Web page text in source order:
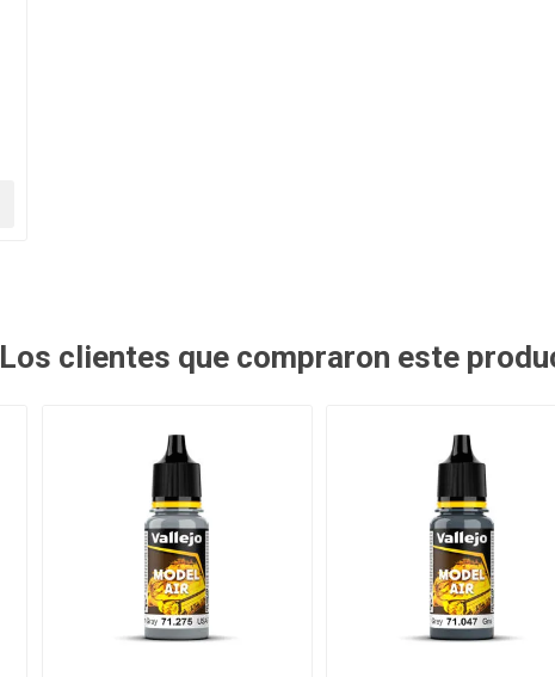
Los clientes que compraron este